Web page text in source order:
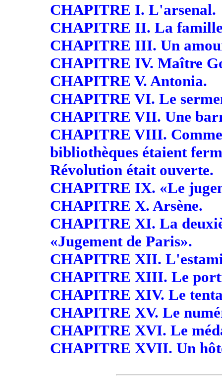
CHAPITRE I. L'arsenal.
CHAPITRE II. La
CHAPITRE III. Un
CHAPITRE IV. Maître
CHAPITRE V. Antonia.
CHAPITRE VI. Le
CHAPITRE VII. Une
CHAPITRE VIII.
bibliothèques étaient
Révolution était ouverte.
CHAPITRE IX. «Le
CHAPITRE X. Arsène.
CHAPITRE XI. La
«Jugement de Paris».
CHAPITRE XII.
CHAPITRE XIII. Le
CHAPITRE XIV. Le
CHAPITRE XV. Le
CHAPITRE XVI. Le
CHAPITRE XVII. Un